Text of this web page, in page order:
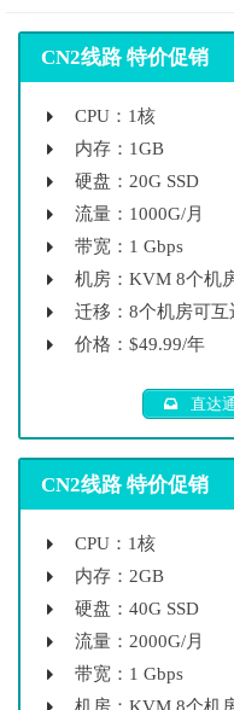
CN2线路 特价促销
CPU：1核
内存：1GB
硬盘：20G SSD
流量：1000G/月
带宽：1 Gbps
机房：KVM 8个机
迁移：8个机房可互
价格：$49.99/年
直达
CN2线路 特价促销
CPU：1核
内存：2GB
硬盘：40G SSD
流量：2000G/月
带宽：1 Gbps